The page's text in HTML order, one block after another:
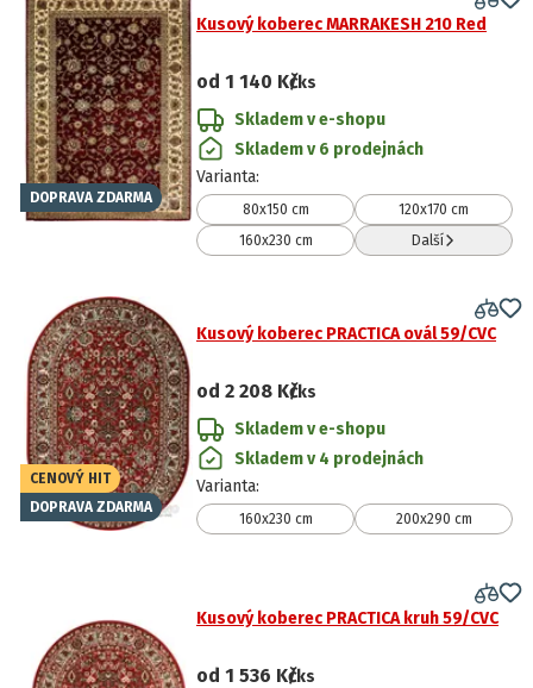
DOPRAVA ZDARMA
Kusový koberec MARRAKESH 210 Red
od 1 140 Kč/ks
Skladem v e-shopu
Skladem v 6 prodejnách
Varianta:
80x150 cm
120x170 cm
160x230 cm
Další
CENOVÝ HIT
DOPRAVA ZDARMA
Kusový koberec PRACTICA ovál 59/CVC
od 2 208 Kč/ks
Skladem v e-shopu
Skladem v 4 prodejnách
Varianta:
160x230 cm 200x290 cm
Kusový koberec PRACTICA kruh 59/CVC
od 1 536 Kč/ks